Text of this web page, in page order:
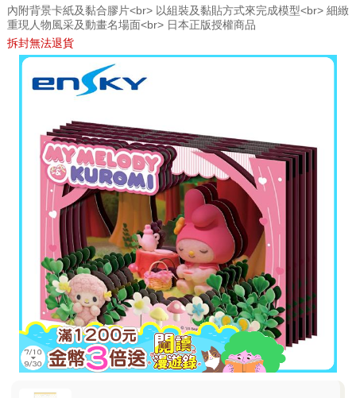
內附背景卡紙及黏合膠片<br> 以組裝及黏貼方式來完成模型<br> 細緻
重現人物風采及動畫名場面<br> 日本正版授權商品
拆封無法退貨